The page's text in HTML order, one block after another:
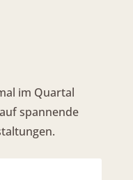
im Quartal
spannende